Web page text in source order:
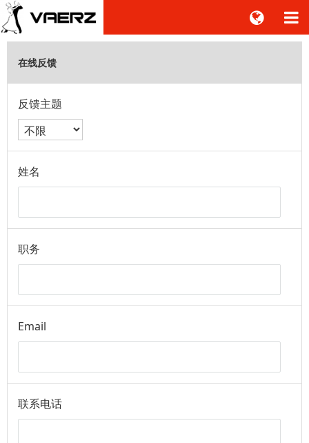
在线反馈
反馈主题
姓名
职务
Email
联系电话